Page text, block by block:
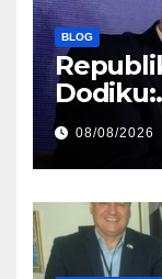
BLOG
Dodiku:
kultura
08/08/2026